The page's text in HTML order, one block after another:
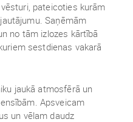
pateicoties kurām
Saņēmām
no tām izlozes kārtībā
sestdienas vakarā
jaukā atmosfērā un
Apsveicam
un vēlam daudz